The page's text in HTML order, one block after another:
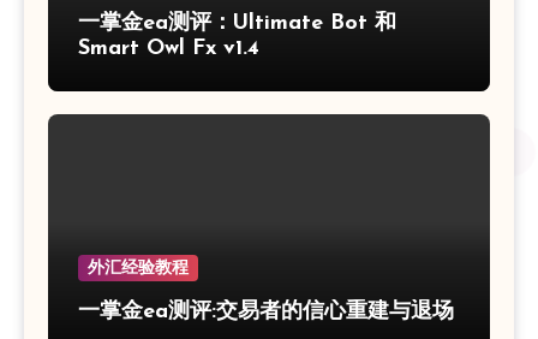
一掌金ea测评：Ultimate Bot 和
Smart Owl Fx v1.4
外汇经验教程
一掌金ea测评:交易者的信心重建与退场